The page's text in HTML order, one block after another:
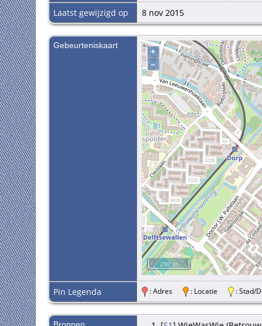
Laatst gewijzigd op
8 nov 2015
Gebeurteniskaart
+
–
200 m
Pin Legenda : Adres : Locatie : Stad/